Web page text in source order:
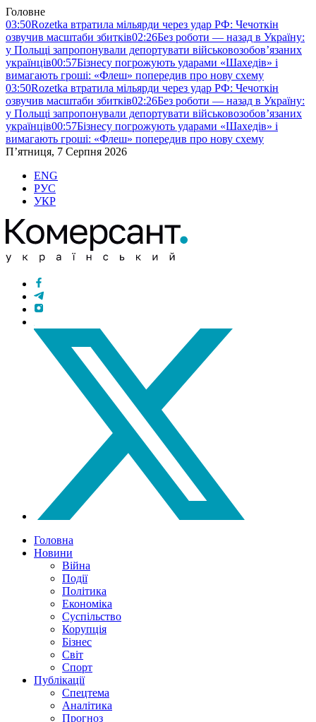
Головне
03:50Rozetka втратила мільярди через удар РФ: Чечоткін
озвучив масштаби збитків02:26Без роботи — назад в Україну:
у Польщі запропонували депортувати військовозобов’язаних
українців00:57Бізнесу погрожують ударами «Шахедів» і
вимагають гроші: «Флеш» попередив про нову схему
03:50Rozetka втратила мільярди через удар РФ: Чечоткін
озвучив масштаби збитків02:26Без роботи — назад в Україну:
у Польщі запропонували депортувати військовозобов’язаних
українців00:57Бізнесу погрожують ударами «Шахедів» і
вимагають гроші: «Флеш» попередив про нову схему
П’ятниця, 7 Серпня 2026
ENG
РУС
УКР
Головна
Новини
Війна
Події
Політика
Економіка
Суспільство
Корупція
Бізнес
Світ
Спорт
Публікації
Спецтема
Аналітика
Прогноз